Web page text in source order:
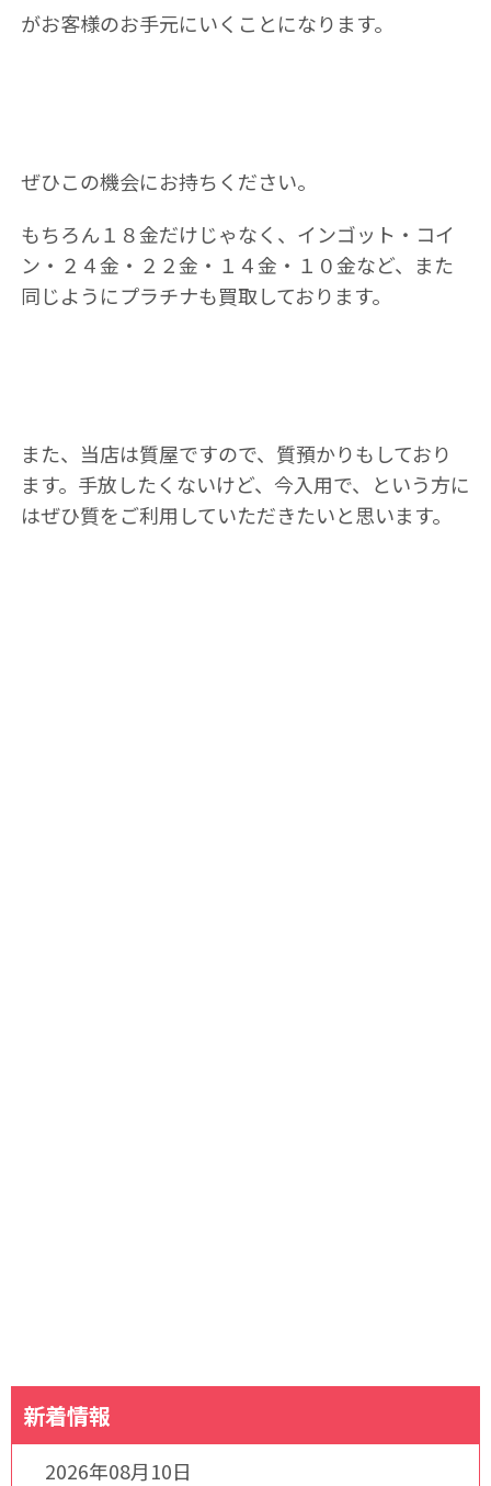
がお客様のお手元にいくことになります。
ぜひこの機会にお持ちください。
もちろん１８金だけじゃなく、インゴット・コイ
ン・２４金・２２金・１４金・１０金など、また
同じようにプラチナも買取しております。
また、当店は質屋ですので、質預かりもしており
ます。手放したくないけど、今入用で、という方に
はぜひ質をご利用していただきたいと思います。
新着情報
2026年08月10日